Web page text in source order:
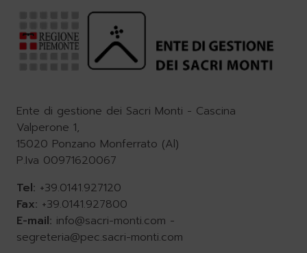
Ente di gestione dei Sacri Monti - Cascina
Valperone 1,
15020 Ponzano Monferrato (Al)
P.Iva 00971620067
Tel: +39.0141.927120
Fax: +39.0141.927800
E-mail: info@sacri-monti.com -
segreteria@pec.sacri-monti.com